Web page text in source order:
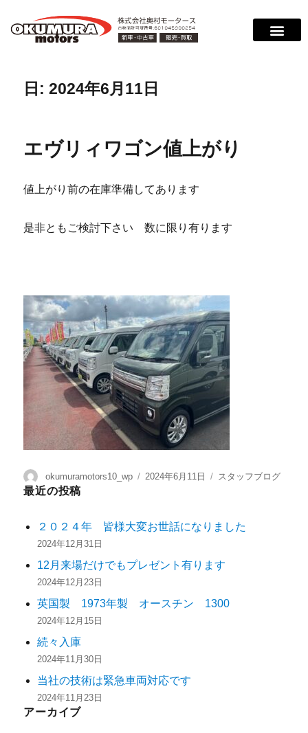
日:2024年6月11日
エヴリィワゴン値上がり
値上がり前の在庫準備してあります
是非ともご検討下さい 数に限り有ります
okumuramotors10_wp 2024年6月11日 スタッフブログ
最近の投稿
２０２４年 皆様大変お世話になりました
2024年12月31日
12月来場だけでもプレゼント有ります
2024年12月23日
英国製 1973年製 オースチン 1300
2024年12月15日
続々入庫
2024年11月30日
当社の技術は緊急車両対応です
2024年11月23日
アーカイブ